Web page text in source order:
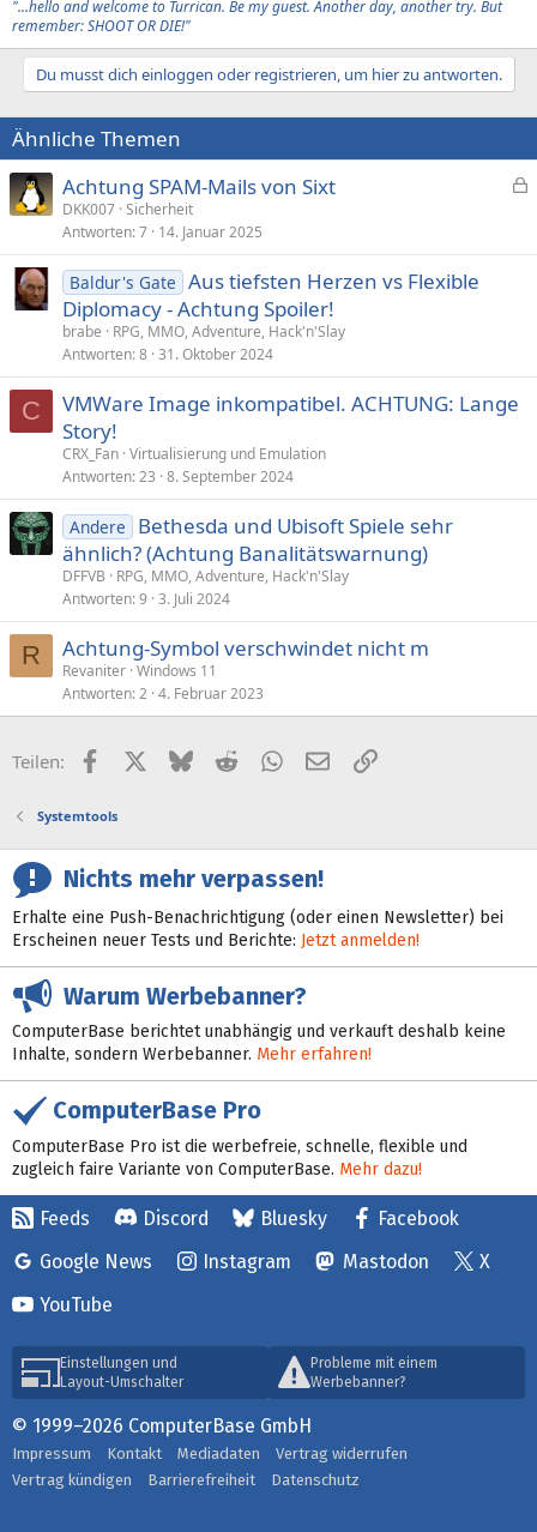
"...hello and welcome to Turrican. Be my guest. Another day, another try. But
remember: SHOOT OR DIE!"
Du musst dich einloggen oder registrieren, um hier zu antworten.
Ähnliche Themen
p
Achtung SPAM-Mails von Sixt
DKK007 Sicherheit
Antworten 7 14. Januar 2025
Baldur's Gate Aus tiefsten Herzen vs Flexible
Diplomacy - Achtung Spoiler!
brabe
RPG, MMO, Adventure, Hack'n'Slay
Antworten 8 31. Oktober 2024
C
VMWare Image inkompatibel. ACHTUNG: Lange
Story!
CRX_Fan Virtualisierung und Emulation
Antworten 23 8. September 2024
Andere
Bethesda und Ubisoft Spiele sehr
ähnlich? (Achtung Banalitätswarnung)
DFFVB
RPG, MMO, Adventure, Hack'n'Slay
Antworten 9 3. Juli 2024
R Achtung-Symbol verschwindet nicht m
Revaniter Windows 11
Antworten 2 4. Februar 2023
Teilen: FacebookX (Twitter)
BlueskyRedditWhatsApp
E-MailLink
Systemtools
Nichts mehr verpassen!
Erhalte eine Push-Benachrichtigung (oder einen Newsletter) bei
Erscheinen neuer Tests und Berichte: Jetzt anmelden!
Warum Werbebanner?
ComputerBase berichtet unabhängig und verkauft deshalb keine
Inhalte, sondern Werbebanner. Mehr erfahren!
ComputerBase Pro
ComputerBase Pro ist die werbefreie, schnelle, flexible und
zugleich faire Variante von ComputerBase. Mehr dazu!
Feeds Discord Bluesky
Facebook
Google News
Instagram Mastodon
X
YouTube
Einstellungen und
Layout-Umschalter
Probleme mit einem
Werbebanner?
© 1999–2026 ComputerBase GmbH
Impressum Kontakt Mediadaten
Vertrag widerrufen
Vertrag kündigen
Barrierefreiheit Datenschutz